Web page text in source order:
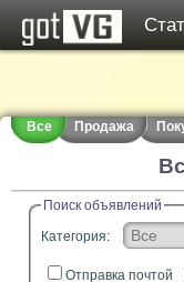
Все Продажа
Поиск объявлений
Категория:
Отправка почтой